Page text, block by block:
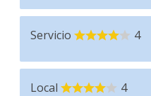
Servicio 4
Local 4